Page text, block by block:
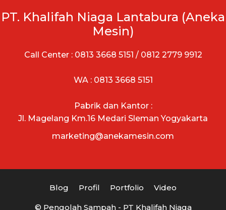
PT. Khalifah Niaga Lantabura (Aneka
Mesin)
Call Center : 0813 3668 5151 / 0812 2779 9912
WA : 0813 3668 5151
Pabrik dan Kantor :
Jl. Magelang Km.16 Medari Sleman Yogyakarta
marketing@anekamesin.com
Blog Profil Portfolio Video
© Pengolah Sampah - PT Khalifah Niaga